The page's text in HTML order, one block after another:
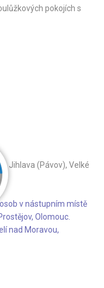
pokojích s
Jihlava (Pávov), Velké
v nástupním místě
Olomouc.
nad Moravou,